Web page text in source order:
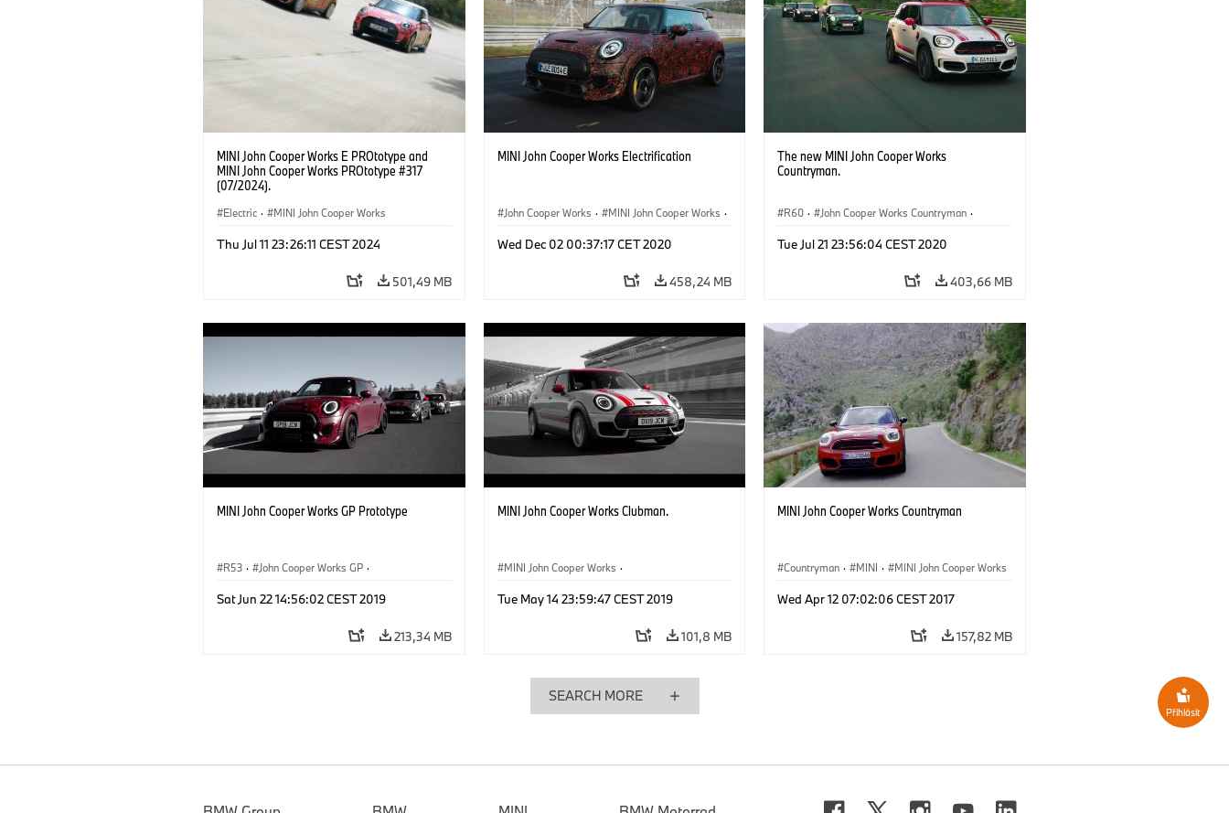
MINI John Cooper Works E PROtotype and
MINI John Cooper Works PROtotype #317
(07/2024).
Electric · MINI John Cooper Works
Thu Jul 11 23:26:11 CEST 2024
501,49 MB
MINI John Cooper Works Electrification
John Cooper Works · MINI John Cooper Works ·
Wed Dec 02 00:37:17 CET 2020
458,24 MB
The new MINI John Cooper Works
Countryman.
R60 · John Cooper Works Countryman ·
Tue Jul 21 23:56:04 CEST 2020
403,66 MB
MINI John Cooper Works GP Prototype
R53 · John Cooper Works GP ·
Sat Jun 22 14:56:02 CEST 2019
213,34 MB
MINI John Cooper Works Clubman.
MINI John Cooper Works ·
Tue May 14 23:59:47 CEST 2019
101,8 MB
MINI John Cooper Works Countryman
Countryman · MINI ·
MINI John Cooper Works
Wed Apr 12 07:02:06 CEST 2017
157,82 MB
SEARCH MORE
Přihlásit